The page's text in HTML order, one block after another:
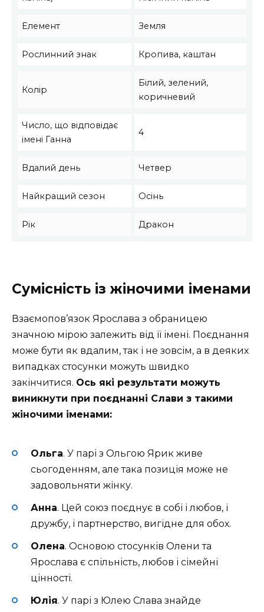
Елемент Земля
Рослинний знак Кропива, каштан
Колір
Білий, зелений,
коричневий
Число, що відповідає
імені Ганна
4
Вдалий день Четвер
Найкращий сезон Осінь
Рік Дракон
Сумісність із жіночими іменами
Взаємопов’язок Ярослава з обраницею
значною мірою залежить від її імені. Поєднання
може бути як вдалим, так і не зовсім, а в деяких
випадках стосунки можуть швидко
закінчитися. Ось які результати можуть
виникнути при поєднанні Слави з такими
жіночими іменами:
Ольга. У парі з Ольгою Ярик живе
сьогоденням, але така позиція може не
задовольняти жінку.
Анна. Цей союз поєднує в собі і любов, і
дружбу, і партнерство, вигідне для обох.
Олена. Основою стосунків Олени та
Ярослава є спільність, любов і сімейні
цінності.
Юлія. У парі з Юлею Слава знайде